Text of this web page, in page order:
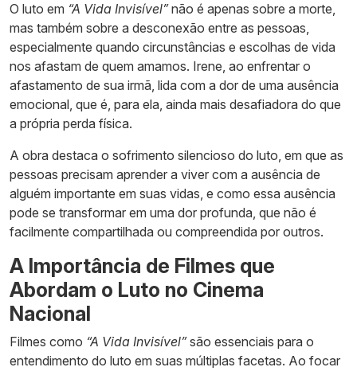
O luto em “A Vida Invisível”não é apenas sobre a morte,
mas também sobre a desconexão entre as pessoas,
especialmente quando circunstâncias e escolhas de vida
nos afastam de quem amamos. Irene, ao enfrentar o
afastamento de sua irmã, lida com a dor de uma ausência
emocional, que é, para ela, ainda mais desafiadora do que
a própria perda física.
A obra destaca o sofrimento silencioso do luto, em que as
pessoas precisam aprender a viver com a ausência de
alguém importante em suas vidas, e como essa ausência
pode se transformar em uma dor profunda, que não é
facilmente compartilhada ou compreendida por outros.
A Importância de Filmes que
Abordam o Luto no Cinema
Nacional
Filmes como “A Vida Invisível”são essenciais para o
entendimento do luto em suas múltiplas facetas. Ao focar